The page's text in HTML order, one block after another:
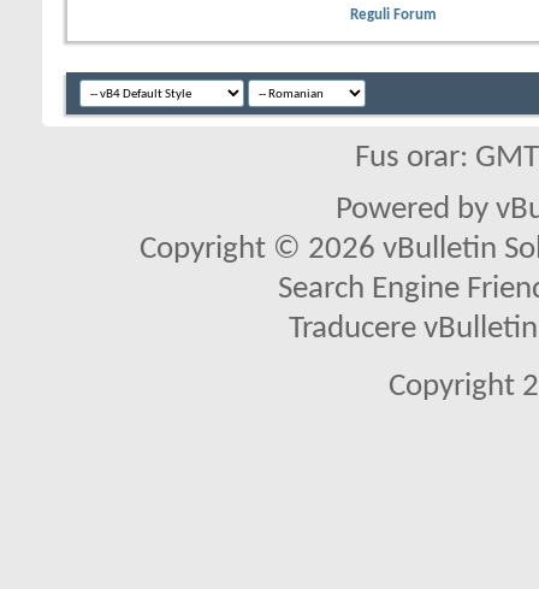
Reguli Forum
Fus orar:
Powered by
Copyright © 2026 vBulletin
Search Engine
Traducere
Copyright